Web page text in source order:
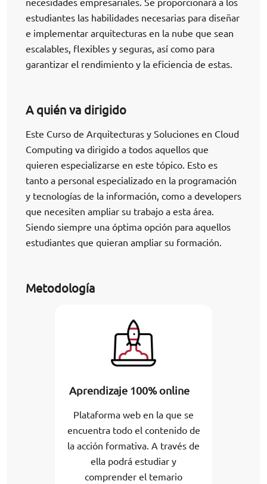
estudiantes las habilidades necesarias para diseñar
e implementar arquitecturas en la nube que sean
escalables, flexibles y seguras, así como para
garantizar el rendimiento y la eficiencia de estas.
A quién va dirigido
Este Curso de Arquitecturas y Soluciones en Cloud
Computing va dirigido a todos aquellos que
quieren especializarse en este tópico. Esto es
tanto a personal especializado en la programación
y tecnologías de la información, como a developers
que necesiten ampliar su trabajo a esta área.
Siendo siempre una óptima opción para aquellos
estudiantes que quieran ampliar su formación.
Metodología
Aprendizaje 100% online
Plataforma web en la que se
encuentra todo el contenido de
la acción formativa. A través de
ella podrá estudiar y
comprender el temario